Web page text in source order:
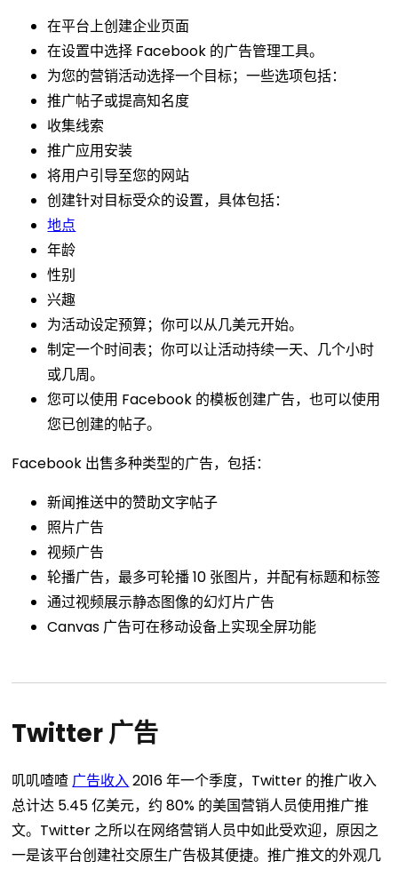
在平台上创建企业页面
在设置中选择 Facebook 的广告管理工具。
为您的营销活动选择一个目标；一些选项包括：
推广帖子或提高知名度
收集线索
推广应用安装
将用户引导至您的网站
创建针对目标受众的设置，具体包括：
地点
年龄
性别
兴趣
为活动设定预算；你可以从几美元开始。
制定一个时间表；你可以让活动持续一天、几个小时
或几周。
您可以使用 Facebook 的模板创建广告，也可以使用
您已创建的帖子。
Facebook 出售多种类型的广告，包括：
新闻推送中的赞助文字帖子
照片广告
视频广告
轮播广告，最多可轮播 10 张图片，并配有标题和标签
通过视频展示静态图像的幻灯片广告
Canvas 广告可在移动设备上实现全屏功能
Twitter 广告
叽叽喳喳广告收入2016 年一个季度，Twitter 的推广收入
总计达 5.45 亿美元，约 80% 的美国营销人员使用推广推
文。Twitter 之所以在网络营销人员中如此受欢迎，原因之
一是该平台创建社交原生广告极其便捷。推广推文的外观几